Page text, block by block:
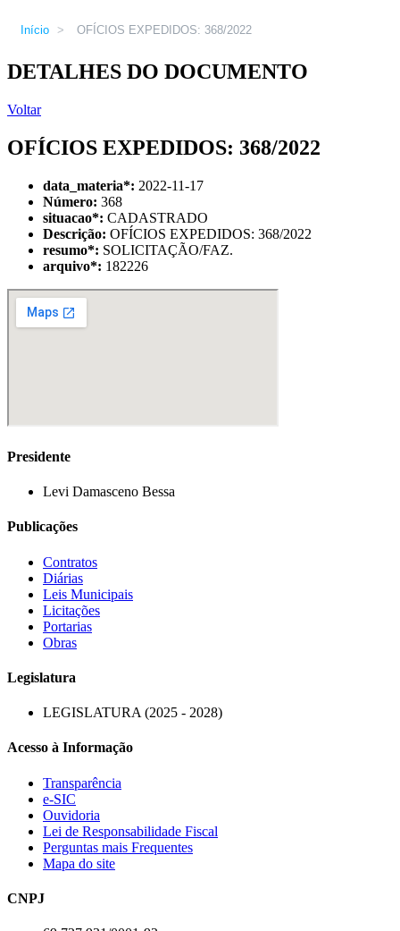
Início > OFÍCIOS EXPEDIDOS: 368/2022
DETALHES DO DOCUMENTO
Voltar
OFÍCIOS EXPEDIDOS: 368/2022
data_materia*: 2022-11-17
Número: 368
situacao*: CADASTRADO
Descrição: OFÍCIOS EXPEDIDOS: 368/2022
resumo*: SOLICITAÇÃO/FAZ.
arquivo*: 182226
Presidente
Levi Damasceno Bessa
Publicações
Contratos
Diárias
Leis Municipais
Licitações
Portarias
Obras
Legislatura
LEGISLATURA (2025 - 2028)
Acesso à Informação
Transparência
e-SIC
Ouvidoria
Lei de Responsabilidade Fiscal
Perguntas mais Frequentes
Mapa do site
CNPJ